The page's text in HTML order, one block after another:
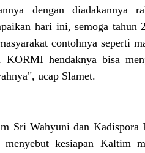
dengan diadakannya
hari ini, semoga tahun
contohnya seperti
hendaknya bisa
ucap Slamet.
Sri Wahyuni dan
kesiapan Kaltim